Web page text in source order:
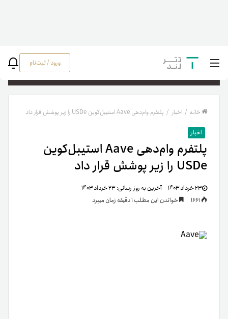
ورود / ثبت‌نام
خانه / اخبار / پلتفرم وام‌دهی Aave استیبل‌کوین USDe را زیر پوشش قرار داد
اخبار
پلتفرم وام‌دهی Aave استیبل‌کوین
USDe را زیر پوشش قرار داد
۲۳ خرداد ۱۴۰۳ آخرین به روز رسانی:۲۳ خرداد ۱۴۰۳
خواندن این مطلب 1 دقیقه زمان میبرد